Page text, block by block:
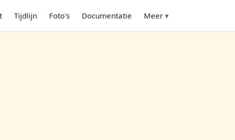
Tijdlijn Foto's Documentatie Meer